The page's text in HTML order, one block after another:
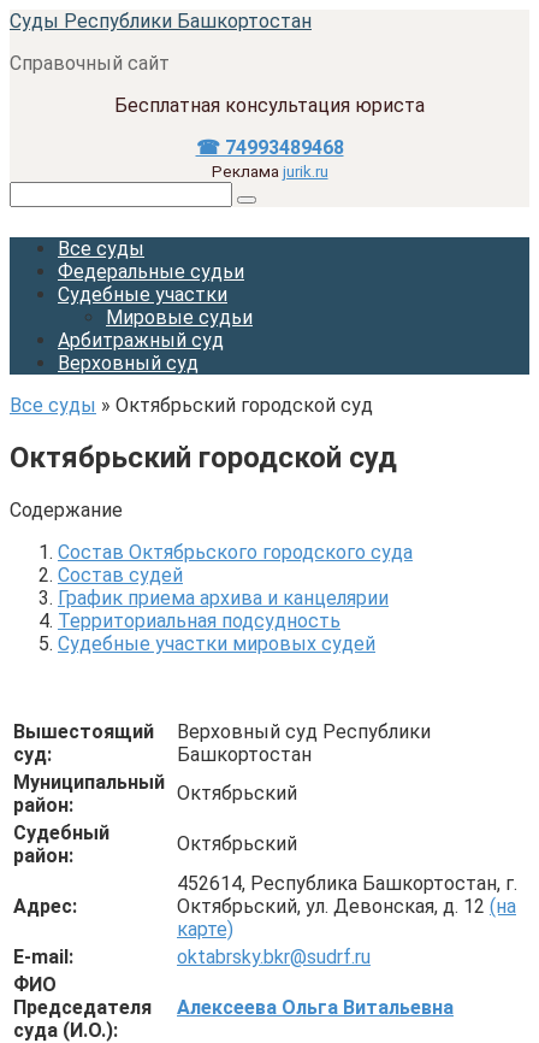
Перейти
контенту
Суды Республики Башкортостан
Справочный сайт
Бесплатная консультация юриста
☎ 74993489468
Реклама jurik.ru
Все суды
Федеральные судьи
Судебные участки
Мировые судьи
Арбитражный суд
Верховный суд
Все суды » Октябрьский городской суд
Октябрьский городской суд
Содержание
Состав Октябрьского городского суда
Состав судей
График приема архива и канцелярии
Территориальная подсудность
Судебные участки мировых судей
Вышестоящий
суд:
Верховный суд Республики
Башкортостан
Муниципальный
район:
Октябрьский
Судебный
район:
Октябрьский
Адрес:
452614, Республика Башкортостан, г.
Октябрьский, ул. Девонская, д. 12 (на
карте)
E-mail:
oktabrsky.bkr@sudrf.ru
ФИО
Председателя
суда (И.О.):
Алексеева Ольга Витальевна